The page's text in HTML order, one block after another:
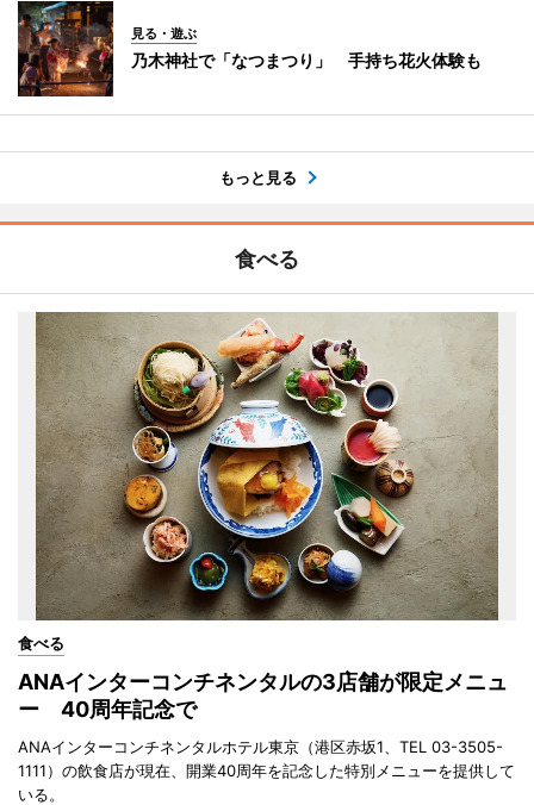
見る・遊ぶ
乃木神社で「なつまつり」 手持ち花火体験も
もっと見る
食べる
食べる
ANAインターコンチネンタルの3店舗が限定メニュ
ー 40周年記念で
ANAインターコンチネンタルホテル東京（港区赤坂1、TEL 03-3505-
1111）の飲食店が現在、開業40周年を記念した特別メニューを提供して
いる。